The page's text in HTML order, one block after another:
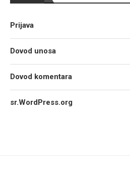
Prijava
Dovod unosa
Dovod komentara
sr.WordPress.org